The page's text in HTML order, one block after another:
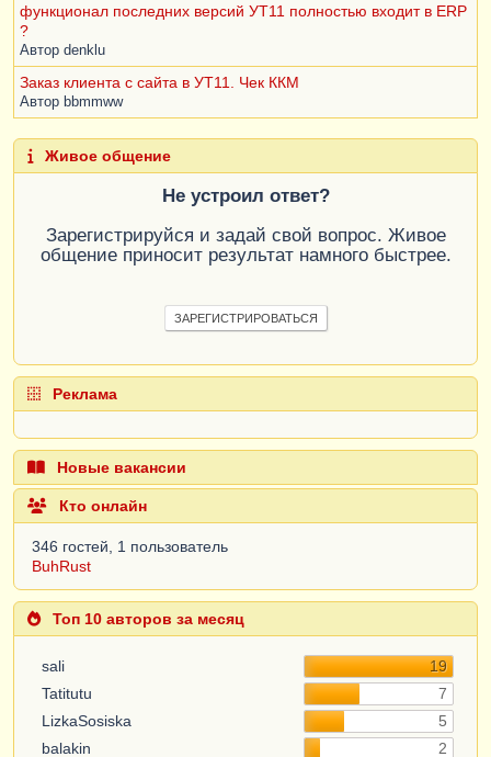
функционал последних версий УТ11 полностью входит в ERP
?
Автор denklu
Заказ клиента с сайта в УТ11. Чек ККМ
Автор bbmmww
Живое общение
Не устроил ответ?
Зарегистрируйся и задай свой вопрос. Живое
общение приносит результат намного быстрее.
ЗАРЕГИСТРИРОВАТЬСЯ
Реклама
Новые вакансии
Кто онлайн
346 гостей, 1 пользователь
BuhRust
Топ 10 авторов за месяц
sali
19
Tatitutu
7
LizkaSosiska
5
balakin
2